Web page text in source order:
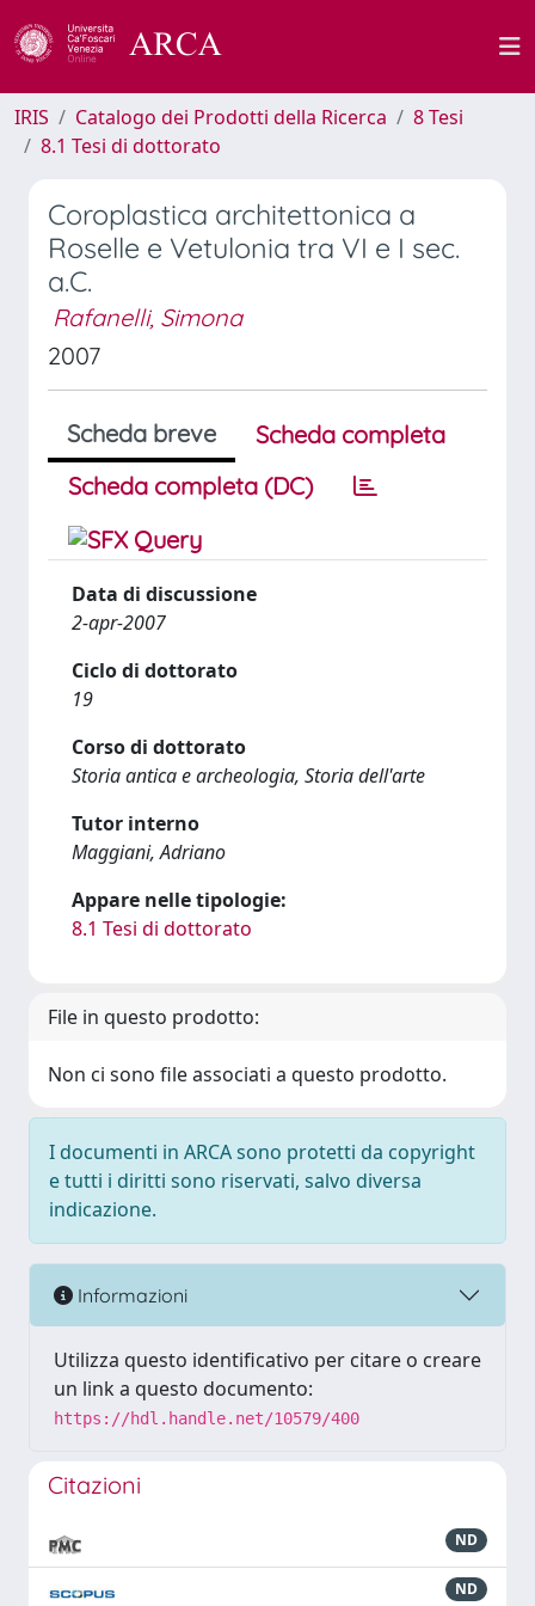
IRIS Catalogo dei Prodotti della Ricerca
8 Tesi
8.1 Tesi di dottorato
Coroplastica architettonica a
Roselle e Vetulonia tra VI e I sec.
a.C.
Rafanelli, Simona
2007
Scheda breve
Scheda completa
Scheda completa (DC)
Data di discussione
2-apr-2007
Ciclo di dottorato
19
Corso di dottorato
Storia antica e archeologia, Storia dell'arte
Tutor interno
Maggiani, Adriano
Appare nelle tipologie:
8.1 Tesi di dottorato
File in questo prodotto:
Non ci sono file associati a questo prodotto.
I documenti in ARCA sono protetti da copyright
e tutti i diritti sono riservati, salvo diversa
indicazione.
Informazioni
Utilizza questo identificativo per citare o creare
un link a questo documento:
https://hdl.handle.net/10579/400
Citazioni
ND
ND